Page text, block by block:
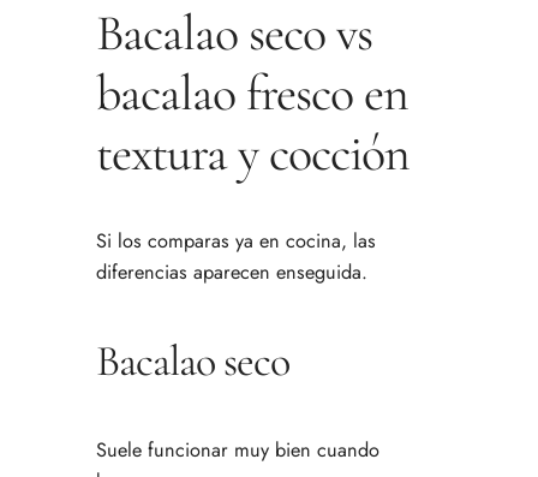
Bacalao seco vs
bacalao fresco en
textura y cocción
Si los comparas ya en cocina, las
diferencias aparecen enseguida.
Bacalao seco
Suele funcionar muy bien cuando